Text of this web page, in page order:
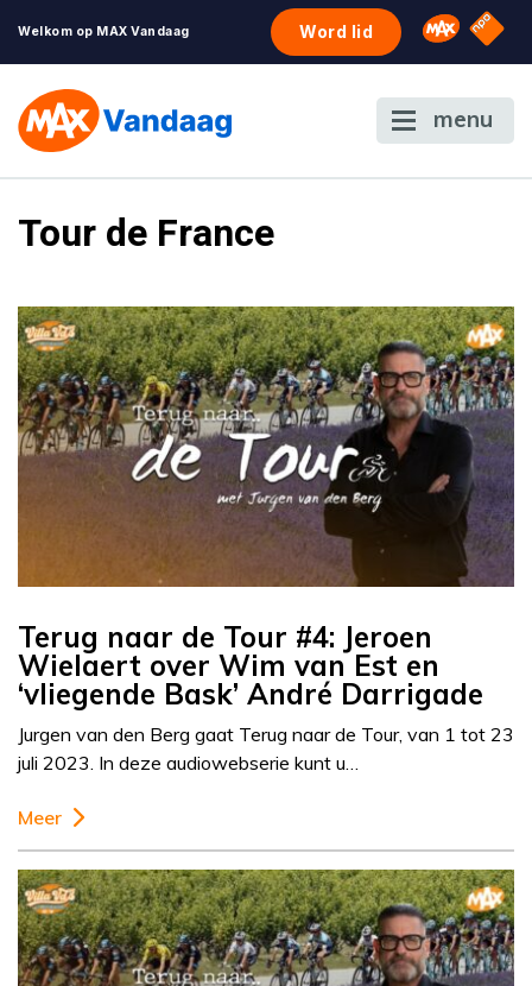
Welkom op MAX Vandaag Word lid Omroep
NPO
menu
Tour de France
Terug naar de Tour #4: Jeroen
Wielaert over Wim van Est en
‘vliegende Bask’ André Darrigade
Jurgen van den Berg gaat Terug naar de Tour, van 1 tot 23
juli 2023. In deze audiowebserie kunt u…
Meer